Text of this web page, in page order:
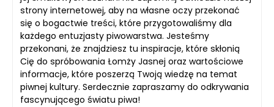
strony internetowej, aby na własne oczy przekonać
się o bogactwie treści, które przygotowaliśmy dla
każdego entuzjasty piwowarstwa. Jesteśmy
przekonani, że znajdziesz tu inspiracje, które skłonią
Cię do spróbowania Łomży Jasnej oraz wartościowe
informacje, które poszerzą Twoją wiedzę na temat
piwnej kultury. Serdecznie zapraszamy do odkrywania
fascynującego światu piwa!